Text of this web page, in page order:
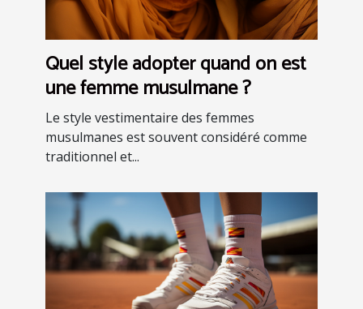
Quel style adopter quand on est
une femme musulmane ?
Le style vestimentaire des femmes
musulmanes est souvent considéré comme
traditionnel et...